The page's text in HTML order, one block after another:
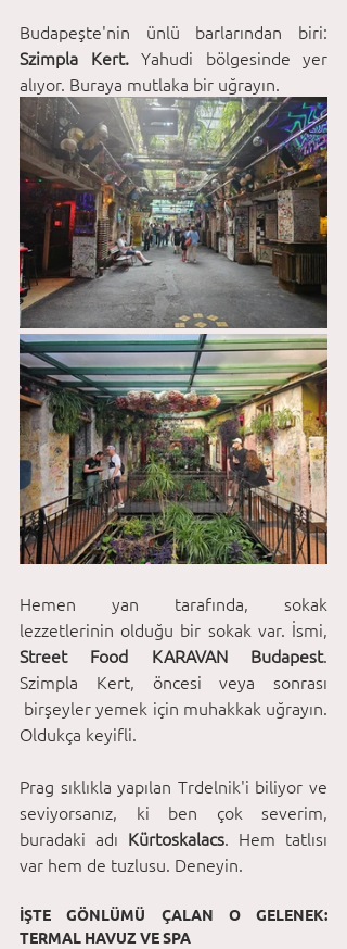
Szimpla Kert. Yahudi bölgesinde yer
alıyor. Buraya mutlaka bir uğrayın.
Hemen yan tarafında, sokak
Street Food KARAVAN Budapest.
Szimpla Kert, öncesi veya sonrası
birşeyler yemek için muhakkak uğrayın.
Oldukça keyifli.
Prag sıklıkla yapılan Trdelnik'i biliyor ve
seviyorsanız, ki ben çok severim,
buradaki adı Kürtoskalacs. Hem tatlısı
var hem de tuzlusu. Deneyin.
İŞTE GÖNLÜMÜ ÇALAN O GELENEK:
TERMAL HAVUZ VE SPA